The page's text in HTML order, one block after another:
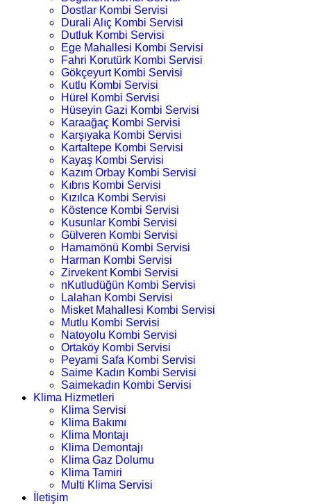
Dostlar Kombi Servisi
Durali Alıç Kombi Servisi
Dutluk Kombi Servisi
Ege Mahallesi Kombi Servisi
Fahri Korutürk Kombi Servisi
Gökçeyurt Kombi Servisi
Kutlu Kombi Servisi
Hürel Kombi Servisi
Hüseyin Gazi Kombi Servisi
Karaağaç Kombi Servisi
Karşıyaka Kombi Servisi
Kartaltepe Kombi Servisi
Kayaş Kombi Servisi
Kazım Orbay Kombi Servisi
Kıbrıs Kombi Servisi
Kızılca Kombi Servisi
Köstence Kombi Servisi
Kusunlar Kombi Servisi
Gülveren Kombi Servisi
Hamamönü Kombi Servisi
Harman Kombi Servisi
Zirvekent Kombi Servisi
nKutludüğün Kombi Servisi
Lalahan Kombi Servisi
Misket Mahallesi Kombi Servisi
Mutlu Kombi Servisi
Natoyolu Kombi Servisi
Ortaköy Kombi Servisi
Peyami Safa Kombi Servisi
Saime Kadın Kombi Servisi
Saimekadın Kombi Servisi
Klima Hizmetleri
Klima Servisi
Klima Bakımı
Klima Montajı
Klima Demontajı
Klima Gaz Dolumu
Klima Tamiri
Multi Klima Servisi
İletişim